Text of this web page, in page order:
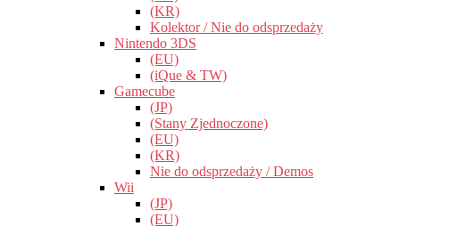
(KR)
Kolektor / Nie do odsprzedaży
Nintendo 3DS
(EU)
(iQue & TW)
Gamecube
(JP)
(Stany Zjednoczone)
(EU)
(KR)
Nie do odsprzedaży / Demos
Wii
(JP)
(EU)